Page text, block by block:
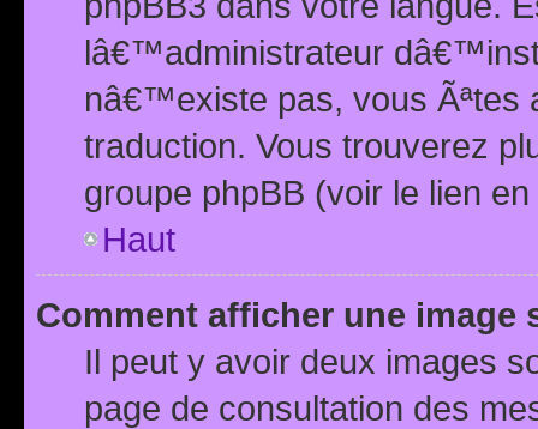
lâ€™administrateur
nâ€™existe pas, vous Ãªtes
traduction. Vous trouverez
groupe phpBB (voir le lien
Haut
Comment afficher une image
Il peut y avoir deux images
page de consultation des